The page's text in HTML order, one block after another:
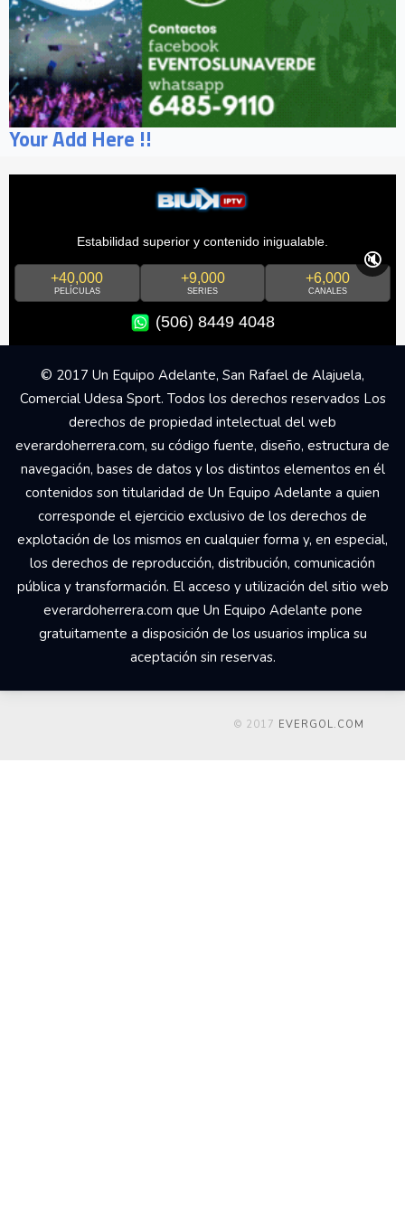
Your Add Here !!
Estabilidad superior y contenido inigualable.
+40,000
PELÍCULAS
+9,000
SERIES
+6,000
CANALES
(506) 8449 4048
🔇
© 2017 Un Equipo Adelante, San Rafael de Alajuela,
Comercial Udesa Sport. Todos los derechos reservados Los
derechos de propiedad intelectual del web
everardoherrera.com, su código fuente, diseño, estructura de
navegación, bases de datos y los distintos elementos en él
contenidos son titularidad de Un Equipo Adelante a quien
corresponde el ejercicio exclusivo de los derechos de
explotación de los mismos en cualquier forma y, en especial,
los derechos de reproducción, distribución, comunicación
pública y transformación. El acceso y utilización del sitio web
everardoherrera.com que Un Equipo Adelante pone
gratuitamente a disposición de los usuarios implica su
aceptación sin reservas.
© 2017 EVERGOL.COM